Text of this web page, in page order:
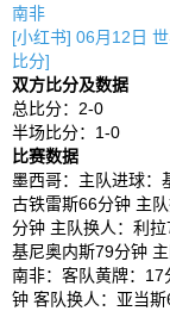
南非
[小红书] 06月12日
比分]
双方比分及数据
总比分：2-0
半场比分：1-0
比赛数据
墨西哥：主队进球：
古铁雷斯66分钟 主
分钟 主队换人：利
基尼奥内斯79分钟
南非：客队黄牌：
钟 客队换人：亚当